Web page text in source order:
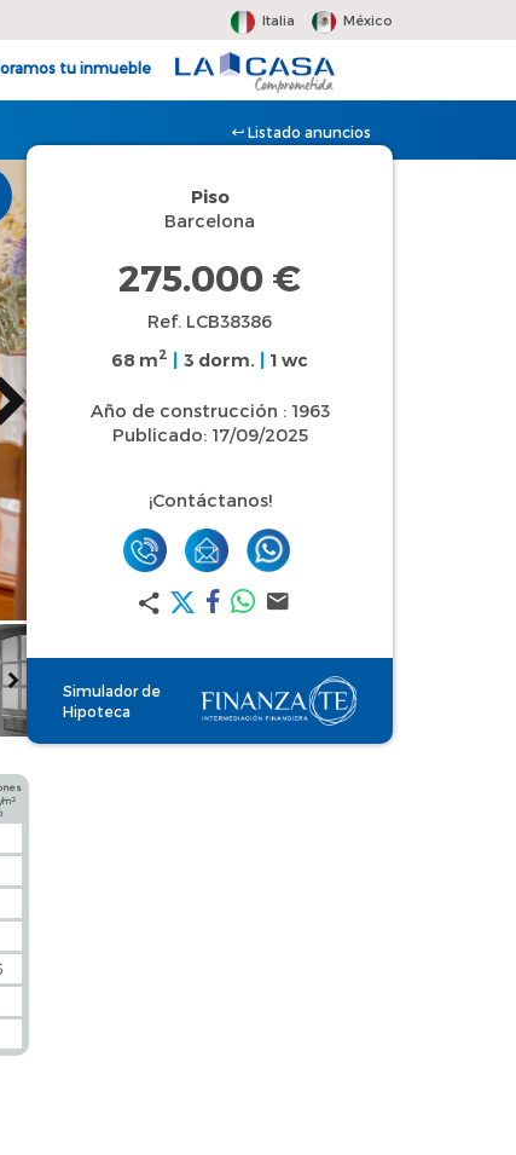
Italia México
tu inmueble
Listado anuncios
m2
Piso
Barcelona
275.000 €
Ref. LCB38386
68 m2 3 dorm. 1 wc
Año de construcción : 1963
Publicado: 17/09/2025
¡Contáctanos!
Simulador de
Hipoteca